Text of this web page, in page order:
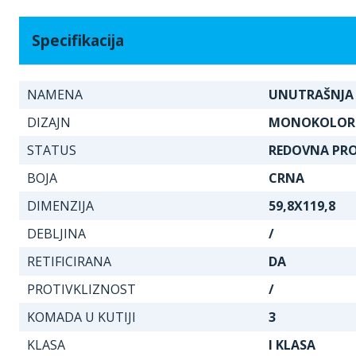
Specifikacija
NAMENA
UNUTRAŠNJA
DIZAJN
MONOKOLOR
STATUS
REDOVNA
BOJA
CRNA
DIMENZIJA
59,8X119,8
DEBLJINA
/
RETIFICIRANA
DA
PROTIVKLIZNOST
/
KOMADA U KUTIJI
3
KLASA
I KLASA